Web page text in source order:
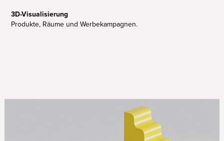
3D-Visualisierung
Produkte, Räume und Werbekampagnen.